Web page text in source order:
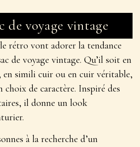
de voyage vintage
rétro vont adorer la tendance
de voyage vintage. Qu’il soit en
en simili cuir ou en cuir véritable,
choix de caractère. Inspiré des
il donne un look
à la recherche d’un